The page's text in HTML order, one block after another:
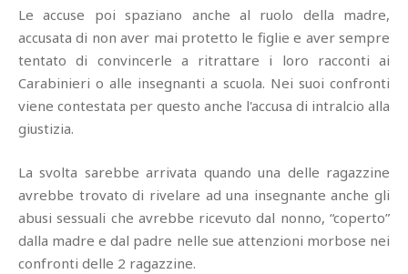
Le accuse poi spaziano anche al ruolo della madre,
accusata di non aver mai protetto le figlie e aver sempre
tentato di convincerle a ritrattare i loro racconti ai
Carabinieri o alle insegnanti a scuola. Nei suoi confronti
viene contestata per questo anche l'accusa di intralcio alla
giustizia.
La svolta sarebbe arrivata quando una delle ragazzine
avrebbe trovato di rivelare ad una insegnante anche gli
abusi sessuali che avrebbe ricevuto dal nonno, “coperto”
dalla madre e dal padre nelle sue attenzioni morbose nei
confronti delle 2 ragazzine.